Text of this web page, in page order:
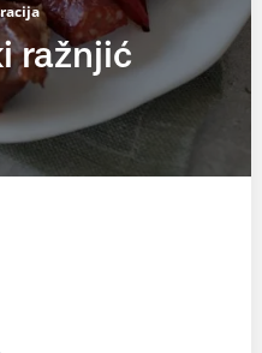
ražnjić